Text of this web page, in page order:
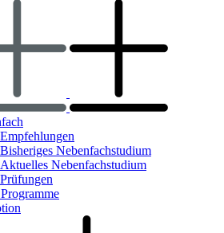
Empfehlungen
Bisheriges Nebenfachstudium
Aktuelles Nebenfachstudium
Prüfungen